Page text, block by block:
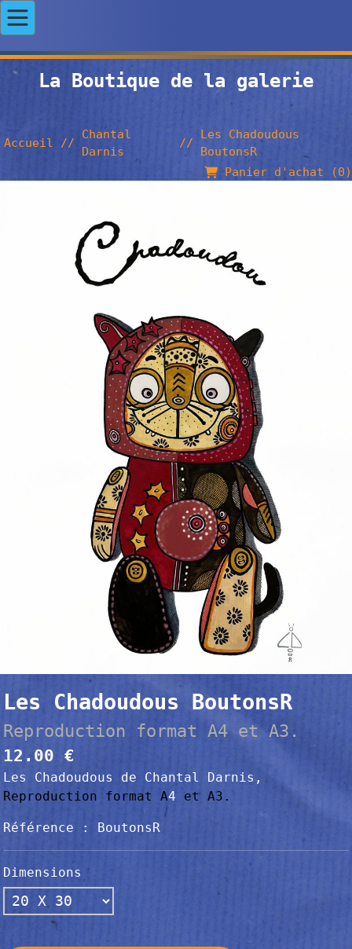
La Boutique de la galerie
Accueil //
Chantal
Darnis
//
Les Chadoudous
BoutonsR
Panier d'achat (0)
Les Chadoudous BoutonsR
Reproduction format A4 et A3.
12.00 €
Les Chadoudous de Chantal Darnis,
Reproduction format A4 et A3.
Référence : BoutonsR
Dimensions